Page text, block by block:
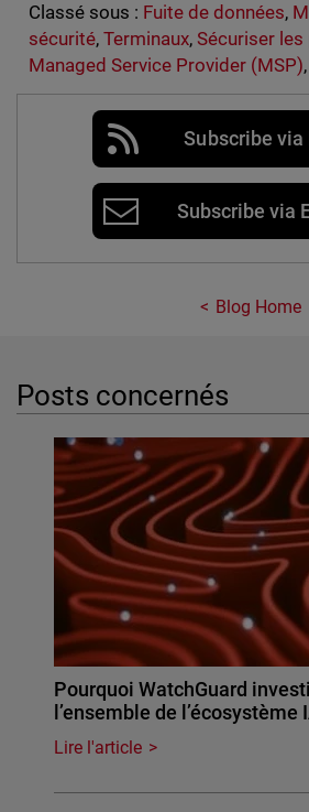
Classé sous : Fuite de données,
sécurité, Terminaux, Sécuriser les
Managed Service Provider (MSP),
Subscribe via
Subscribe via
Blog Home
Posts concernés
Pourquoi WatchGuard
l’ensemble de l’écosystème
Lire l'article